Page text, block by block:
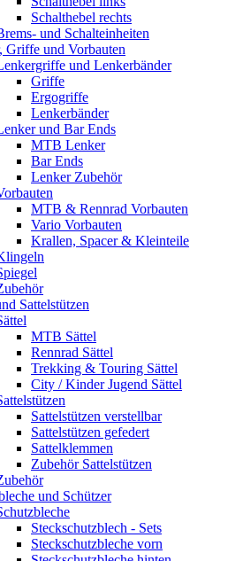
Schalthebel rechts
und Schalteinheiten
Griffe und Vorbauten
und Lenkerbänder
Griffe
Ergogriffe
Lenkerbänder
und Bar Ends
MTB Lenker
Bar Ends
Lenker Zubehör
MTB & Rennrad Vorbauten
Vario Vorbauten
Krallen, Spacer & Kleinteile
Sattelstützen
MTB Sättel
Rennrad Sättel
Trekking & Touring Sättel
City / Kinder Jugend Sättel
Sattelstützen verstellbar
Sattelstützen gefedert
Sattelklemmen
Zubehör Sattelstützen
und Schützer
Steckschutzblech - Sets
Steckschutzbleche vorn